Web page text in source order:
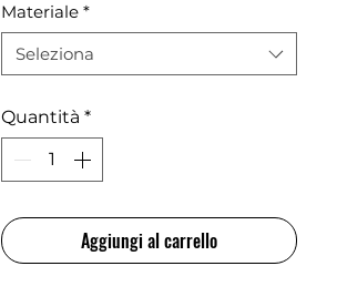
Materiale *
Seleziona
Quantità *
Aggiungi al carrello